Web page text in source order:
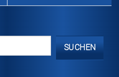
SUCHEN